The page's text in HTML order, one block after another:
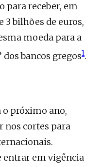
para receber, em
bilhões de euros,
moeda para a
bancos gregos1.
próximo ano,
nos cortes para
entrar em vigência